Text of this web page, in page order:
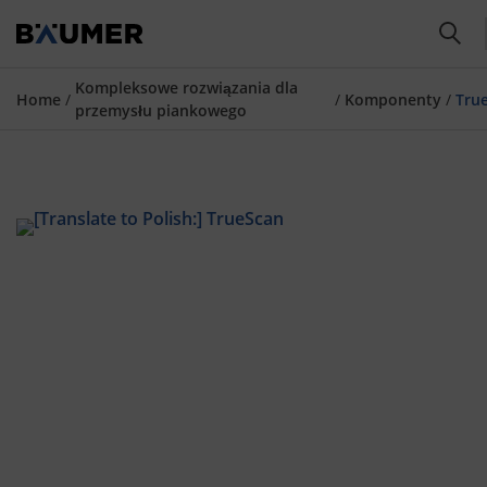
Home /
Kompleksowe rozwiązania dla
przemysłu piankowego
/ Komponenty /